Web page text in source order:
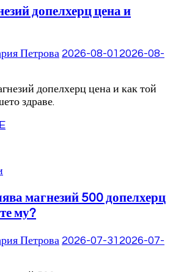
допелхерц цена и
Петрова 2026-08-01 2026-08-
допелхерц цена и как той
здраве.
магнезий 500 допелхерц
му?
Петрова 2026-07-31 2026-07-